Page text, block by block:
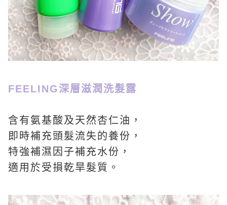
FEELING深層滋潤洗髮露
含有氨基酸及天然杏仁油，
即時補充頭髮流失的養份，
特強補濕因子補充水份，
適用於受損乾旱髮質。